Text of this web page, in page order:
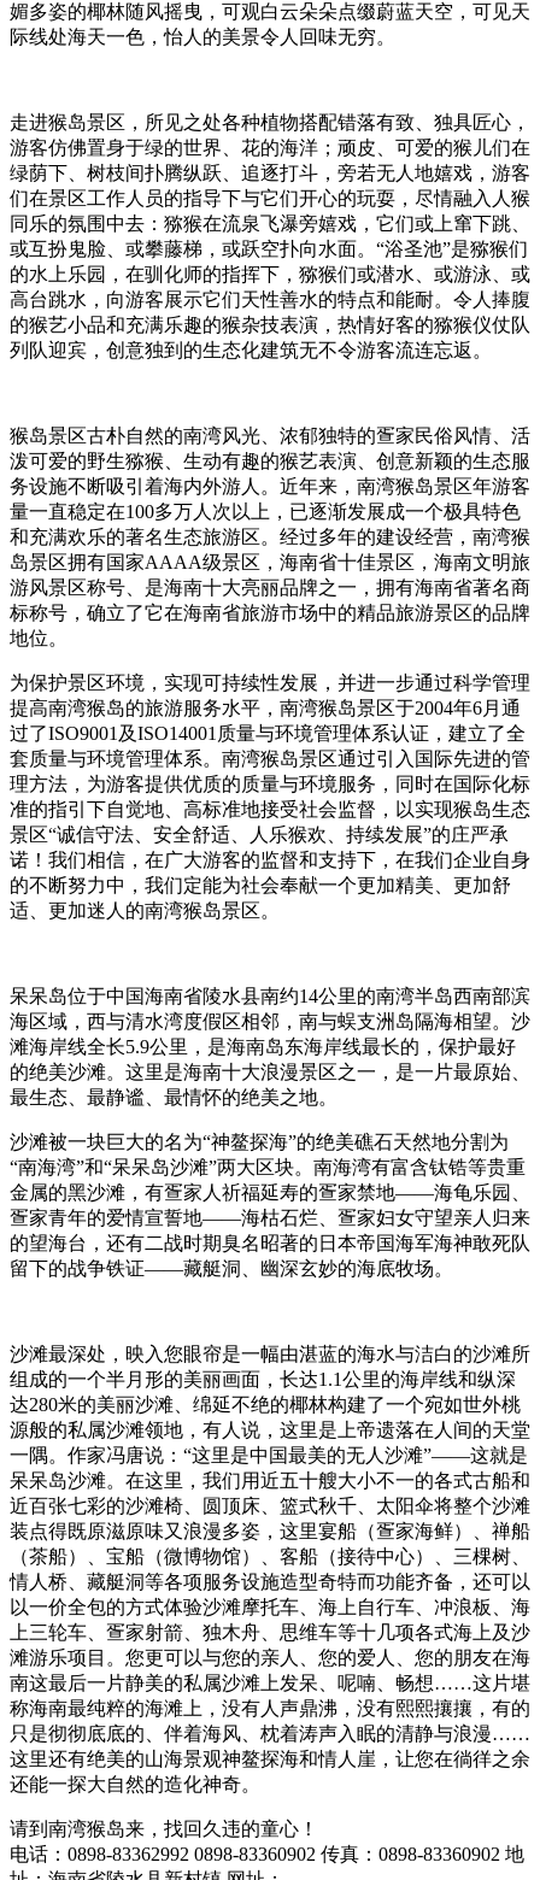
媚多姿的椰林随风摇曳，可观白云朵朵点缀蔚蓝天空，可见天
际线处海天一色，怡人的美景令人回味无穷。
走进猴岛景区，所见之处各种植物搭配错落有致、独具匠心，
游客仿佛置身于绿的世界、花的海洋；顽皮、可爱的猴儿们在
绿荫下、树枝间扑腾纵跃、追逐打斗，旁若无人地嬉戏，游客
们在景区工作人员的指导下与它们开心的玩耍，尽情融入人猴
同乐的氛围中去：猕猴在流泉飞瀑旁嬉戏，它们或上窜下跳、
或互扮鬼脸、或攀藤梯，或跃空扑向水面。“浴圣池”是猕猴们
的水上乐园，在驯化师的指挥下，猕猴们或潜水、或游泳、或
高台跳水，向游客展示它们天性善水的特点和能耐。令人捧腹
的猴艺小品和充满乐趣的猴杂技表演，热情好客的猕猴仪仗队
列队迎宾，创意独到的生态化建筑无不令游客流连忘返。
猴岛景区古朴自然的南湾风光、浓郁独特的疍家民俗风情、活
泼可爱的野生猕猴、生动有趣的猴艺表演、创意新颖的生态服
务设施不断吸引着海内外游人。近年来，南湾猴岛景区年游客
量一直稳定在100多万人次以上，已逐渐发展成一个极具特色
和充满欢乐的著名生态旅游区。经过多年的建设经营，南湾猴
岛景区拥有国家AAAA级景区，海南省十佳景区，海南文明旅
游风景区称号、是海南十大亮丽品牌之一，拥有海南省著名商
标称号，确立了它在海南省旅游市场中的精品旅游景区的品牌
地位。
为保护景区环境，实现可持续性发展，并进一步通过科学管理
提高南湾猴岛的旅游服务水平，南湾猴岛景区于2004年6月通
过了ISO9001及ISO14001质量与环境管理体系认证，建立了全
套质量与环境管理体系。南湾猴岛景区通过引入国际先进的管
理方法，为游客提供优质的质量与环境服务，同时在国际化标
准的指引下自觉地、高标准地接受社会监督，以实现猴岛生态
景区“诚信守法、安全舒适、人乐猴欢、持续发展”的庄严承
诺！我们相信，在广大游客的监督和支持下，在我们企业自身
的不断努力中，我们定能为社会奉献一个更加精美、更加舒
适、更加迷人的南湾猴岛景区。
呆呆岛位于中国海南省陵水县南约14公里的南湾半岛西南部滨
海区域，西与清水湾度假区相邻，南与蜈支洲岛隔海相望。沙
滩海岸线全长5.9公里，是海南岛东海岸线最长的，保护最好
的绝美沙滩。这里是海南十大浪漫景区之一，是一片最原始、
最生态、最静谧、最情怀的绝美之地。
沙滩被一块巨大的名为“神鳌探海”的绝美礁石天然地分割为
“南海湾”和“呆呆岛沙滩”两大区块。南海湾有富含钛锆等贵重
金属的黑沙滩，有疍家人祈福延寿的疍家禁地——海龟乐园、
疍家青年的爱情宣誓地——海枯石烂、疍家妇女守望亲人归来
的望海台，还有二战时期臭名昭著的日本帝国海军海神敢死队
留下的战争铁证——藏艇洞、幽深玄妙的海底牧场。
沙滩最深处，映入您眼帘是一幅由湛蓝的海水与洁白的沙滩所
组成的一个半月形的美丽画面，长达1.1公里的海岸线和纵深
达280米的美丽沙滩、绵延不绝的椰林构建了一个宛如世外桃
源般的私属沙滩领地，有人说，这里是上帝遗落在人间的天堂
一隅。作家冯唐说：“这里是中国最美的无人沙滩”——这就是
呆呆岛沙滩。在这里，我们用近五十艘大小不一的各式古船和
近百张七彩的沙滩椅、圆顶床、篮式秋千、太阳伞将整个沙滩
装点得既原滋原味又浪漫多姿，这里宴船（疍家海鲜）、禅船
（茶船）、宝船（微博物馆）、客船（接待中心）、三棵树、
情人桥、藏艇洞等各项服务设施造型奇特而功能齐备，还可以
以一价全包的方式体验沙滩摩托车、海上自行车、冲浪板、海
上三轮车、疍家射箭、独木舟、思维车等十几项各式海上及沙
滩游乐项目。您更可以与您的亲人、您的爱人、您的朋友在海
南这最后一片静美的私属沙滩上发呆、呢喃、畅想……这片堪
称海南最纯粹的海滩上，没有人声鼎沸，没有熙熙攘攘，有的
只是彻彻底底的、伴着海风、枕着涛声入眠的清静与浪漫……
这里还有绝美的山海景观神鳌探海和情人崖，让您在徜徉之余
还能一探大自然的造化神奇。
请到南湾猴岛来，找回久违的童心！
电话：0898-83362992 0898-83360902 传真：0898-83360902 地